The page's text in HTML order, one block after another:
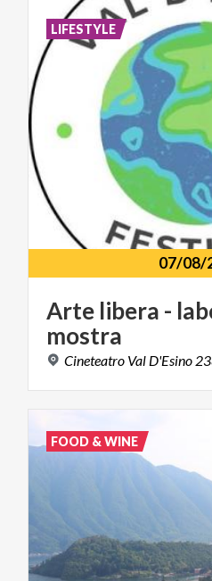
07/08/
Arte libera -
mostra
Cineteatro Val D'Esino
LIFESTYLE
FOOD & WINE